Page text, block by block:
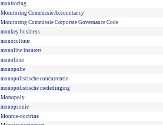
monitoring
Monitoring Commissie Accountancy
Monitoring Commissie Corporate Governance Code
monkey business
monocultuur
monoline insurers
monoliner
monopolie
monopolistische concurrentie
monopolistische mededinging
Monopoly
monopsonie
Monroe-doctrine